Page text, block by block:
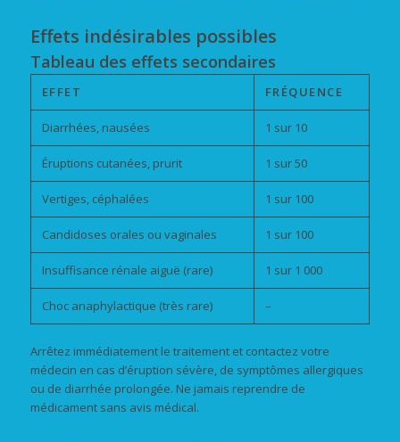
Effets indésirables possibles
Tableau des effets secondaires
EFFET FRÉQUENCE
Diarrhées, nausées 1 sur 10
Éruptions cutanées, prurit 1 sur 50
Vertiges, céphalées 1 sur 100
Candidoses orales ou vaginales 1 sur 100
Insuffisance rénale aiguë (rare) 1 sur 1 000
Choc anaphylactique (très rare) –
Arrêtez immédiatement le traitement et contactez votre
médecin en cas d’éruption sévère, de symptômes allergiques
ou de diarrhée prolongée. Ne jamais reprendre de
médicament sans avis médical.